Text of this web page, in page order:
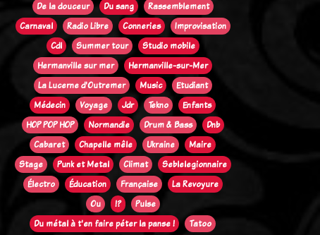
De la douceur
Du sang
Rassemblement
Carnaval
Radio Libre Conneries
Improvisation
Cdl
Summer tour
Studio mobile
Hermanville sur mer
Hermanville-sur-Mer
La Lucerne d'Outremer
Music
Etudiant
Médecin
Voyage Jdr Tekno
Enfants
HOP POP HOP
Normandie Drum & Bass
Dnb
Cabaret
Chapelle mêle Ukraine
Maire
Stage
Punk et Metal Climat
Seblelegionnaire
Électro
Éducation Française
La Revoyure
Ou
!?
Pulse
Du métal à t'en faire péter la panse !
Tatoo